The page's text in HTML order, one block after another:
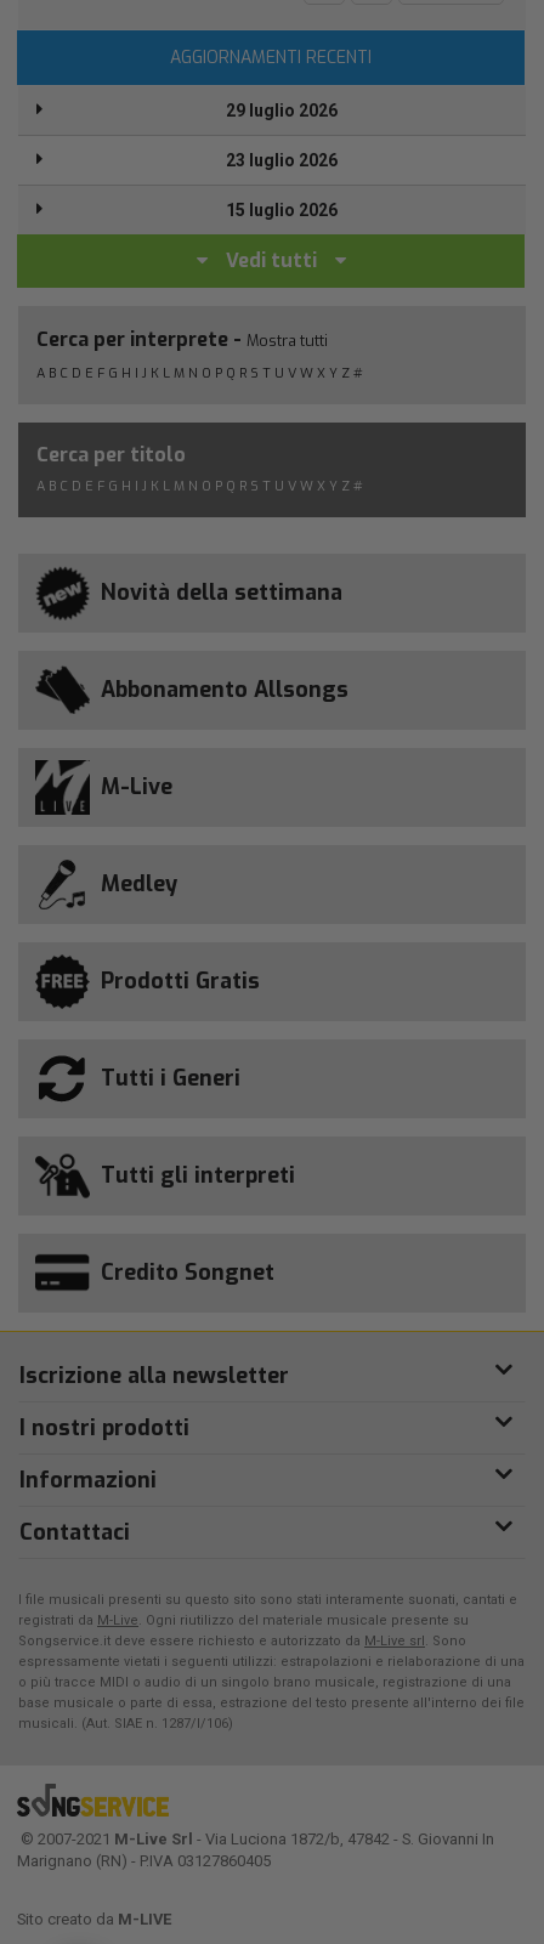
AGGIORNAMENTI RECENTI
29 luglio 2026
23 luglio 2026
15 luglio 2026
Vedi tutti
Cerca per interprete - Mostra tutti
A B C D E F G H I J K L M N O P Q R S T U V W X Y Z #
Cerca per titolo
A B C D E F G H I J K L M N O P Q R S T U V W X Y Z #
Novità della settimana
Abbonamento Allsongs
M-Live
Medley
Prodotti Gratis
Tutti i Generi
Tutti gli interpreti
Credito Songnet
Iscrizione alla newsletter
I nostri prodotti
Informazioni
Contattaci
I file musicali presenti su questo sito sono stati interamente suonati, cantati e
registrati da M-Live. Ogni riutilizzo del materiale musicale presente su
Songservice.it deve essere richiesto e autorizzato da M-Live srl . Sono
espressamente vietati i seguenti utilizzi: estrapolazioni e rielaborazione di una
o più tracce MIDI o audio di un singolo brano musicale, registrazione di una
base musicale o parte di essa, estrazione del testo presente all'interno dei file
musicali. (Aut. SIAE n. 1287/I/106)
© 2007-2021 M-Live Srl - Via Luciona 1872/b, 47842 - S. Giovanni In
Marignano (RN) - P.IVA 03127860405
Sito creato da M-LIVE